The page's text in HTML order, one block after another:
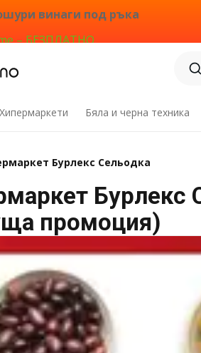
винаги под ръка
– БЕЗПЛАТНО
Хипермаркети Бяла и черна техника
Бурлекс Сельодка
Бурлекс
промоция)